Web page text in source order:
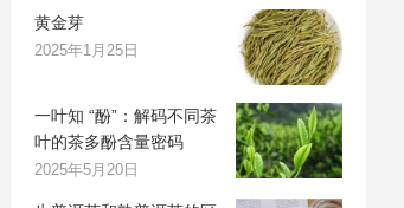
黄金芽
2025年1月25日
一叶知 “酚”：解码不同茶
叶的茶多酚含量密码
2025年5月20日